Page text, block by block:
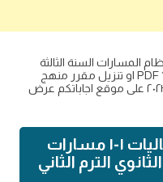
تحميل كتاب ادارة الفعاليات 1-1 نظام المسارات السنة الثالثة
الثانوي الفصل الدراسي الثاني لعام 1445 PDF او تنزيل مقرر منهج
اداره فعاليات ثالث ثانوي مسارات ف٢ ٢٠٢٣ على موقع اجاباتكم عرض
تحميل كتاب اداره الفعاليات ١-١ مسارات
الترم الثاني